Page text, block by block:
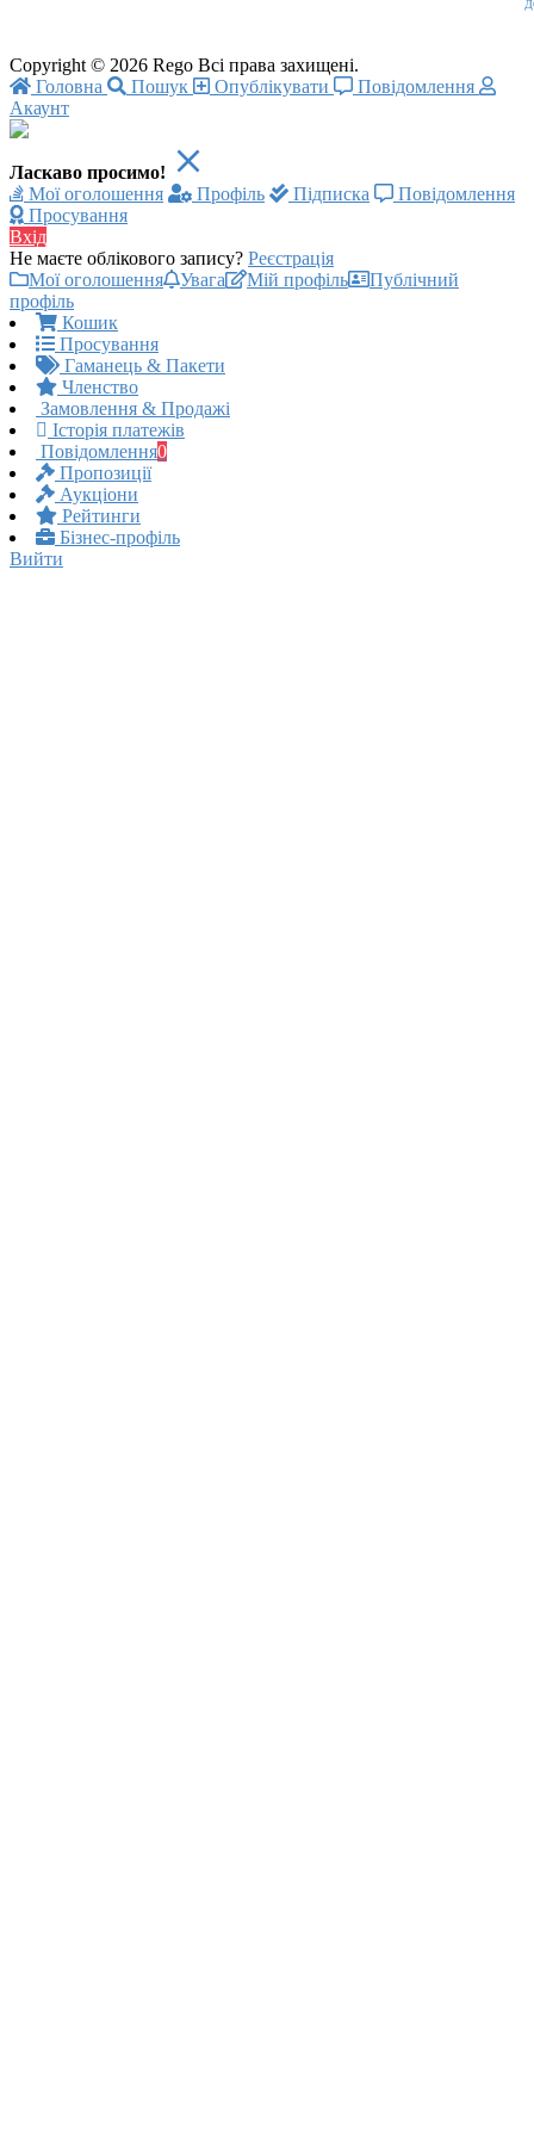
Copyright © 2026 Rego Всі права захищені.
Головна
Пошук Опублікувати
Повідомлення
Акаунт
Ласкаво просимо!
Мої оголошення
Профіль Підписка
Повідомлення
Просування
Вхід
Не маєте облікового запису? Реєстрація
Мої оголошення
Увага Мій профіль
Публічний
профіль
Кошик
Просування
Гаманець & Пакети
Членство
Замовлення & Продажі
Історія платежів
Повідомлення0
Пропозиції
Аукціони
Рейтинги
Бізнес-профіль
Вийти